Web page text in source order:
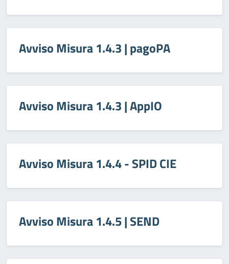
Avviso Misura 1.4.3 | pagoPA
Avviso Misura 1.4.3 | AppIO
Avviso Misura 1.4.4 - SPID CIE
Avviso Misura 1.4.5 | SEND